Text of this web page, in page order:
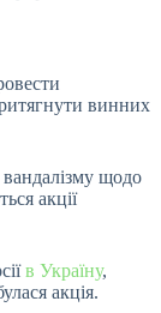
винних
щодо
акції
в Україну,
акція.